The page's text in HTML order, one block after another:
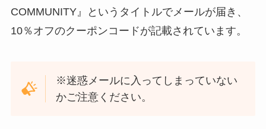
COMMUNITY』というタイトルでメールが届き、
10％オフのクーポンコードが記載されています。
※迷惑メールに入ってしまっていない
かご注意ください。